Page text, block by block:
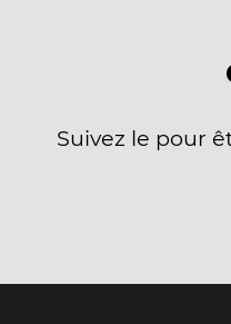
Suivez le pour